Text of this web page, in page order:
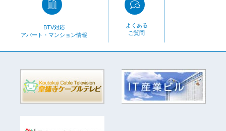
BTV対応
アパート・マンション情報
よくある
ご質問